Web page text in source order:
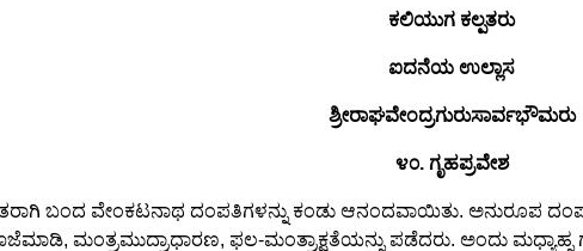
ಕಲಿಯುಗ ಕಲ್ಪತರು
ಐದನೆಯ ಉಲ್ಲಾಸ
ಶ್ರೀರಾಘವೇಂದ್ರಗುರುಸಾರ್ವಭೌಮರು
೪೦. ಗೃಹಪ್ರವೇಶ
ಬಂದ ವೇಂಕಟನಾಥ ದಂಪತಿಗಳನ್ನು ಕಂಡು ಆನಂದವಾಯಿತು. ಅನುರೂಪ
ಮಂತ್ರಮುದ್ರಾಧಾರಣ, ಫಲ-ಮಂತ್ರಾಕ್ಷತೆಯನ್ನು ಪಡೆದರು. ಅಂದು ಮಧ್ಯಾಹ್ನ